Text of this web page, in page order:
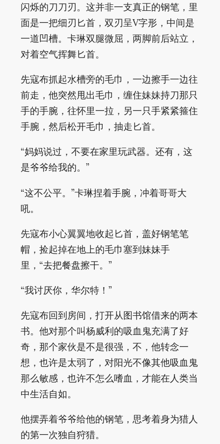
闪烁的刀刀刃。这并非一支真正的钢笔，里
面是一把细刃匕首，双刃呈V字形，中间是
一道凹槽。卡琳双腿微屈，两脚前后站立，
对着空气挥舞匕首。
先寇布抓起水槽旁的毛巾，一边擦手一边往
前走，他突然甩出毛巾，缠住妹妹持刀那只
手的手腕，往怀里一拉，另一只手紧紧箍住
手腕，然后松开毛巾，抽走匕首。
“妈妈说过，不要在家里玩武器。还有，这
是爷爷给我的。”
“这不公平。”卡琳捏着手腕，冲着哥哥大
吼。
先寇布小心翼翼地收起匕首，盖好钢笔笔
帽，捡起掉在地上的毛巾塞到妹妹手
里，“去把餐盘擦干。”
“我讨厌你，华尔特！”
先寇布回到房间，打开从图书馆借来的两本
书。他对那个叫杨威利的吸血鬼充满了好
奇，那个家伙是不是很强，不，他转念一
想，也许是太弱了，对阳光不像其他吸血鬼
那么敏感，也许不怎么嗜血，才能在人类当
中生活自如。
他摆弄着爷爷给他的钢笔，思考着身为猎人
的第一次独自狩猎。